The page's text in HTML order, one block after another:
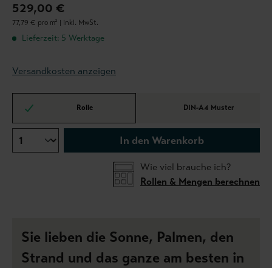
529,00 €
77,79 € pro m² | inkl. MwSt.
Lieferzeit: 5 Werktage
Versandkosten anzeigen
Rolle DIN-A4 Muster
In den Warenkorb
Wie viel brauche ich?
Rollen & Mengen berechnen
Sie lieben die Sonne, Palmen, den
Strand und das ganze am besten in